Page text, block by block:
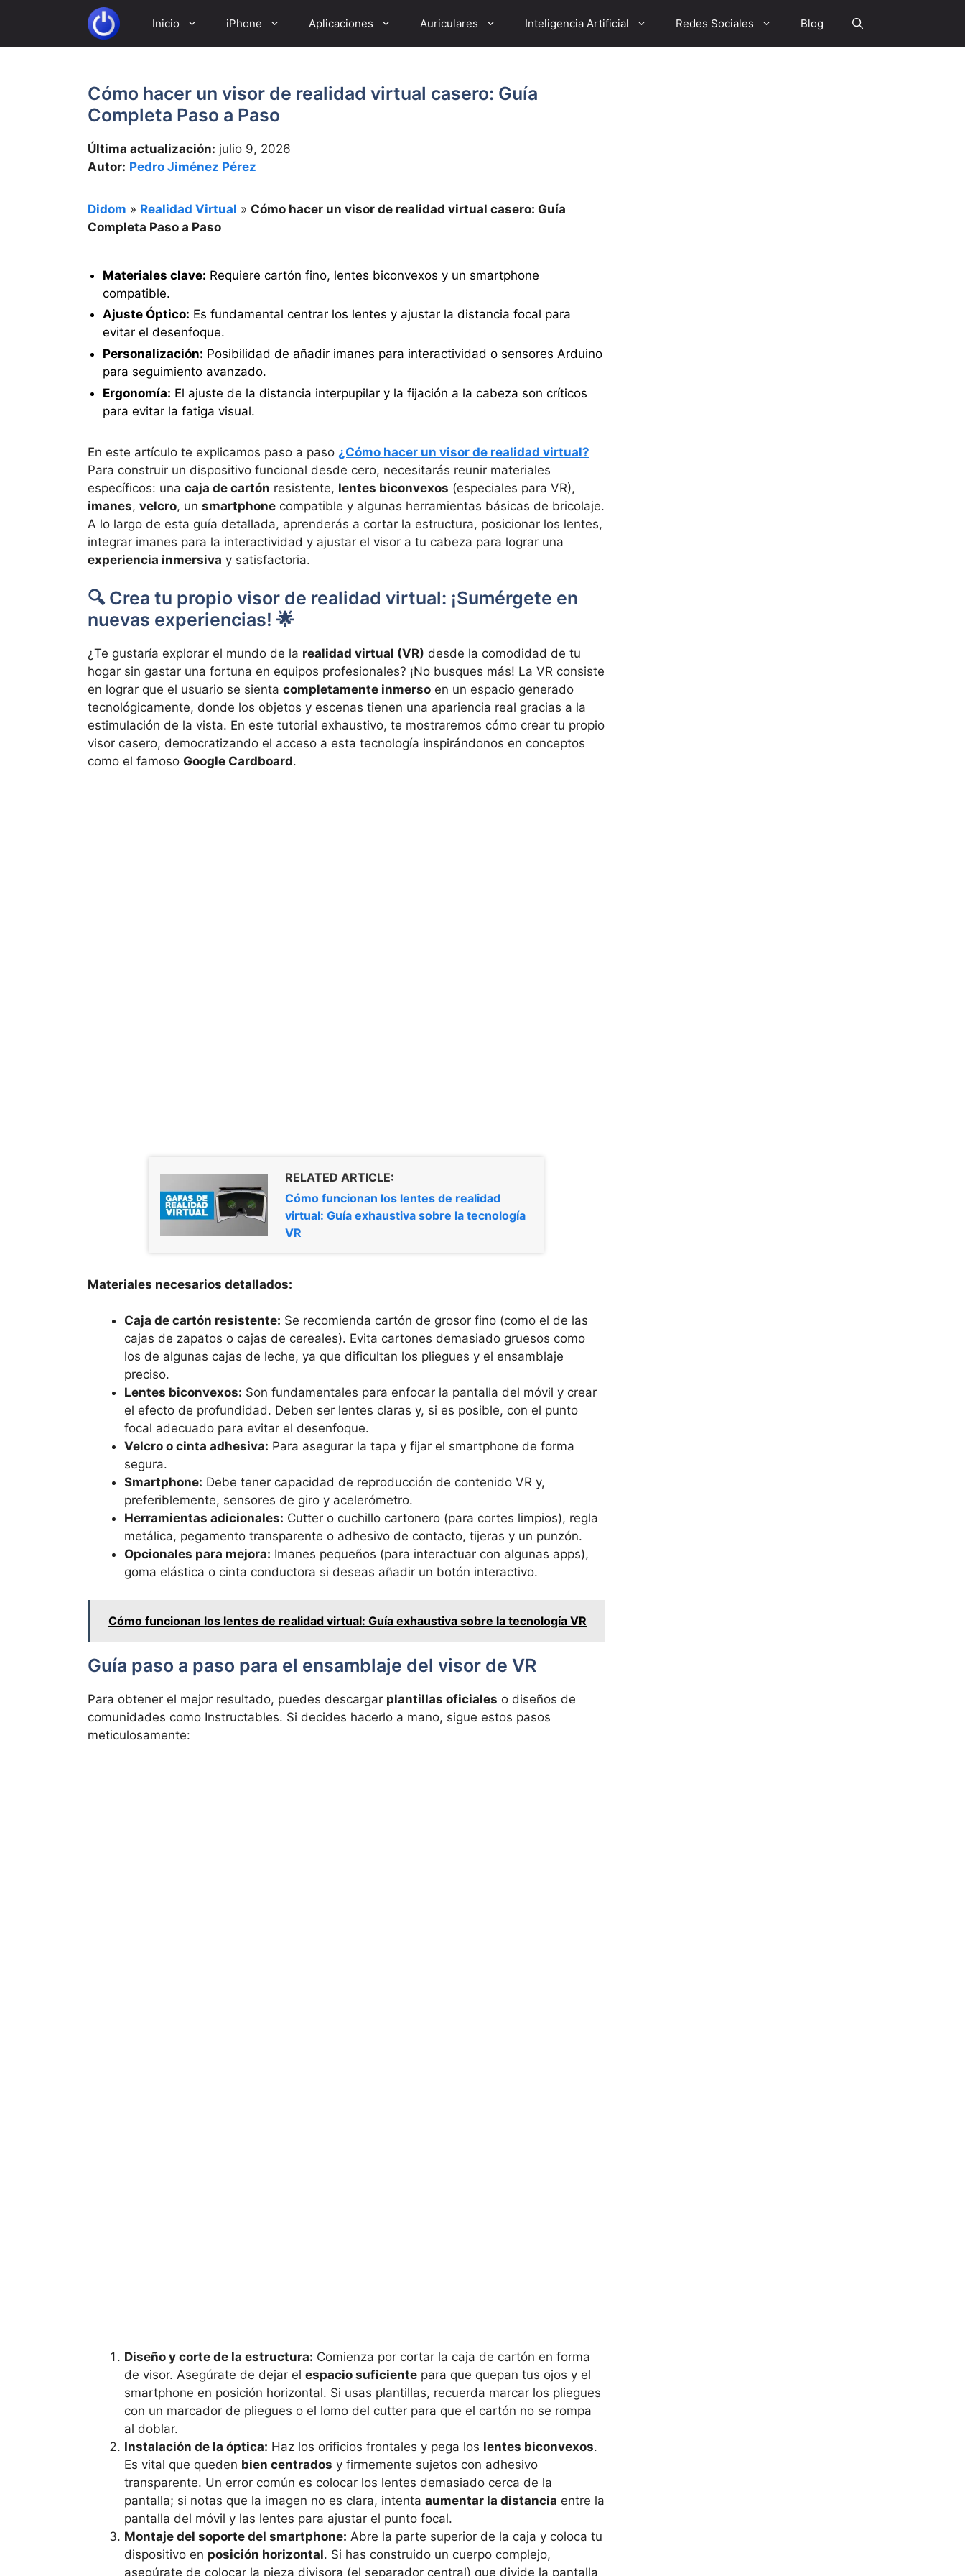
contenido
Inicio iPhone Aplicaciones Auriculares Inteligencia Artificial Redes Sociales Blog
Cómo hacer un visor de realidad virtual casero: Guía
Completa Paso a Paso
Última actualización: julio 9, 2026
Autor: Pedro Jiménez Pérez
Didom » Realidad Virtual » Cómo hacer un visor de realidad virtual casero: Guía
Completa Paso a Paso
Materiales clave: Requiere cartón fino, lentes biconvexos y un smartphone
compatible.
Ajuste Óptico: Es fundamental centrar los lentes y ajustar la distancia focal para
evitar el desenfoque.
Personalización: Posibilidad de añadir imanes para interactividad o sensores Arduino
para seguimiento avanzado.
Ergonomía: El ajuste de la distancia interpupilar y la fijación a la cabeza son críticos
para evitar la fatiga visual.
En este artículo te explicamos paso a paso ¿Cómo hacer un visor de realidad virtual?
Para construir un dispositivo funcional desde cero, necesitarás reunir materiales
específicos: una caja de cartón resistente, lentes biconvexos (especiales para VR),
imanes, velcro, un smartphone compatible y algunas herramientas básicas de bricolaje.
A lo largo de esta guía detallada, aprenderás a cortar la estructura, posicionar los lentes,
integrar imanes para la interactividad y ajustar el visor a tu cabeza para lograr una
experiencia inmersiva y satisfactoria.
🔍 Crea tu propio visor de realidad virtual: ¡Sumérgete en
nuevas experiencias! 🌟
¿Te gustaría explorar el mundo de la realidad virtual (VR) desde la comodidad de tu
hogar sin gastar una fortuna en equipos profesionales? ¡No busques más! La VR consiste
en lograr que el usuario se sienta completamente inmerso en un espacio generado
tecnológicamente, donde los objetos y escenas tienen una apariencia real gracias a la
estimulación de la vista. En este tutorial exhaustivo, te mostraremos cómo crear tu propio
visor casero, democratizando el acceso a esta tecnología inspirándonos en conceptos
como el famoso Google Cardboard.
RELATED ARTICLE:
Cómo funcionan los lentes de realidad
virtual: Guía exhaustiva sobre la tecnología
VR
Materiales necesarios detallados:
Caja de cartón resistente: Se recomienda cartón de grosor fino (como el de las
cajas de zapatos o cajas de cereales). Evita cartones demasiado gruesos como
los de algunas cajas de leche, ya que dificultan los pliegues y el ensamblaje
preciso.
Lentes biconvexos: Son fundamentales para enfocar la pantalla del móvil y crear
el efecto de profundidad. Deben ser lentes claras y, si es posible, con el punto
focal adecuado para evitar el desenfoque.
Velcro o cinta adhesiva: Para asegurar la tapa y fijar el smartphone de forma
segura.
Smartphone: Debe tener capacidad de reproducción de contenido VR y,
preferiblemente, sensores de giro y acelerómetro.
Herramientas adicionales: Cutter o cuchillo cartonero (para cortes limpios), regla
metálica, pegamento transparente o adhesivo de contacto, tijeras y un punzón.
Opcionales para mejora: Imanes pequeños (para interactuar con algunas apps),
goma elástica o cinta conductora si deseas añadir un botón interactivo.
Cómo funcionan los lentes de realidad virtual: Guía exhaustiva sobre la tecnología VR
Guía paso a paso para el ensamblaje del visor de VR
Para obtener el mejor resultado, puedes descargar plantillas oficiales o diseños de
comunidades como Instructables. Si decides hacerlo a mano, sigue estos pasos
meticulosamente:
Diseño y corte de la estructura: Comienza por cortar la caja de cartón en forma
de visor. Asegúrate de dejar el espacio suficiente para que quepan tus ojos y el
smartphone en posición horizontal. Si usas plantillas, recuerda marcar los pliegues
con un marcador de pliegues o el lomo del cutter para que el cartón no se rompa
al doblar.
Instalación de la óptica: Haz los orificios frontales y pega los lentes biconvexos.
Es vital que queden bien centrados y firmemente sujetos con adhesivo
transparente. Un error común es colocar los lentes demasiado cerca de la
pantalla; si notas que la imagen no es clara, intenta aumentar la distancia entre la
pantalla del móvil y las lentes para ajustar el punto focal.
Montaje del soporte del smartphone: Abre la parte superior de la caja y coloca tu
dispositivo en posición horizontal. Si has construido un cuerpo complejo,
asegúrate de colocar la pieza divisora (el separador central) que divide la pantalla